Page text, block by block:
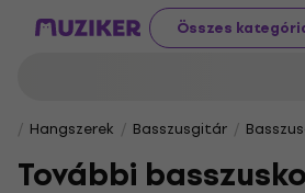
Összes
Hangszerek Basszusgitár
További